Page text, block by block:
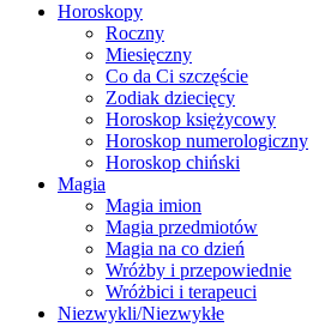
Horoskopy
Roczny
Miesięczny
Co da Ci szczęście
Zodiak dziecięcy
Horoskop księżycowy
Horoskop numerologiczny
Horoskop chiński
Magia
Magia imion
Magia przedmiotów
Magia na co dzień
Wróżby i przepowiednie
Wróżbici i terapeuci
Niezwykli/Niezwykłe